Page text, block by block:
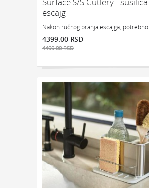
Surface S/S Cutlery - sušilica
escajg
Nakon ručnog pranja escajga,
4399.00 RSD
4499.00 RSD